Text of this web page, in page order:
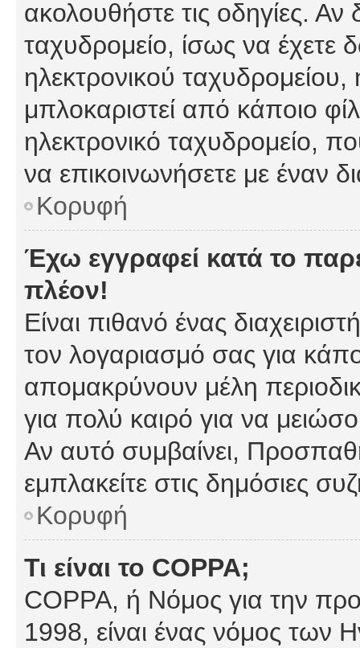
ακολουθήστε τις οδηγίες. Αν
ταχυδρομείο, ίσως να έχετε
ηλεκτρονικού ταχυδρομείου,
μπλοκαριστεί από κάποιο
ηλεκτρονικό ταχυδρομείο,
να επικοινωνήσετε με έναν
Κορυφή
Έχω εγγραφεί κατά το
πλέον!
Είναι πιθανό ένας
τον λογαριασμό σας για
απομακρύνουν μέλη
για πολύ καιρό για να
Αν αυτό συμβαίνει,
εμπλακείτε στις δημόσιες
Κορυφή
Τι είναι το COPPA;
COPPA, ή Νόμος για την
1998, είναι ένας νόμος των